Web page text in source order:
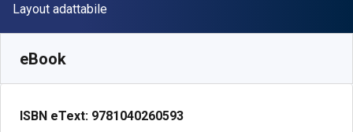
Formato
Layout adattabile
eBook
ISBN eText: 9781040260593